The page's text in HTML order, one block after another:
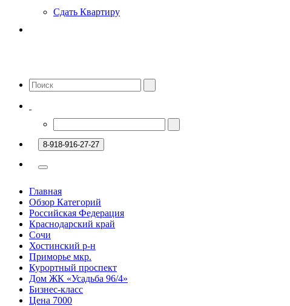
Сдать Квартиру
8-918-916-27-27
Главная
Обзор Категорий
Российская Федерация
Краснодарский край
Сочи
Хостинский р-н
Приморье мкр.
Курортный проспект
Дом ЖК «Усадьба 96/4»
Бизнес-класс
Цена 7000